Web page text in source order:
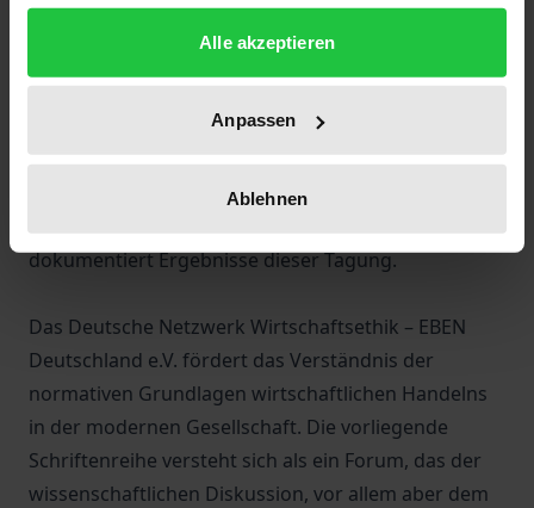
gesammelt haben.
Alle akzeptieren
Anpassen
Ablehnen
Implementationsansätze von Ethik und Finanzen
lassen sich von Theorie und Praxis ableiten? Diesen
Fragen widmeten sich die Referenten der 'Finance &
Ethics' Tagung, organisiert vom Internationalen
Hochschulinstitut Zittau und dem Deutschen
dokumentiert Ergebnisse dieser Tagung.
Das Deutsche Netzwerk Wirtschaftsethik – EBEN
Deutschland e.V. fördert das Verständnis der
normativen Grundlagen wirtschaftlichen Handelns
in der modernen Gesellschaft. Die vorliegende
Schriftenreihe versteht sich als ein Forum, das der
wissenschaftlichen Diskussion, vor allem aber dem